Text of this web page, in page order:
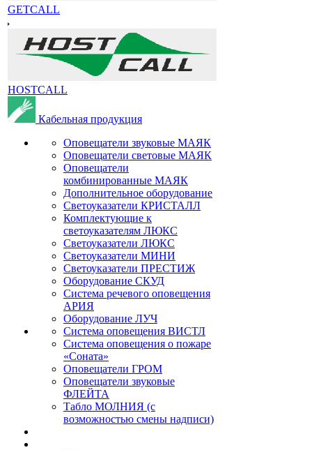
GETCALL
HOSTCALL
Кабельная продукция
Оповещатели звуковые МАЯК
Оповещатели световые МАЯК
Оповещатели
комбинированные МАЯК
Дополнительное оборудование
Светоуказатели КРИСТАЛЛ
Комплектующие к
светоуказателям ЛЮКС
Светоуказатели ЛЮКС
Светоуказатели МИНИ
Светоуказатели ПРЕСТИЖ
Оборудование СКУД
Система речевого оповещения
АРИЯ
Оборудование ЛУЧ
Система оповещения ВИСТЛ
Система оповещения о пожаре
«Соната»
Оповещатели ГРОМ
Оповещатели звуковые
ФЛЕЙТА
Табло МОЛНИЯ (с
возможностью смены надписи)